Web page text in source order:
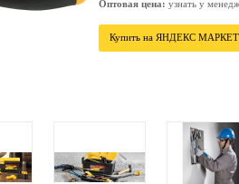
Оптовая цена: узнать у
Купить на ЯНДЕКС МАРКЕТ